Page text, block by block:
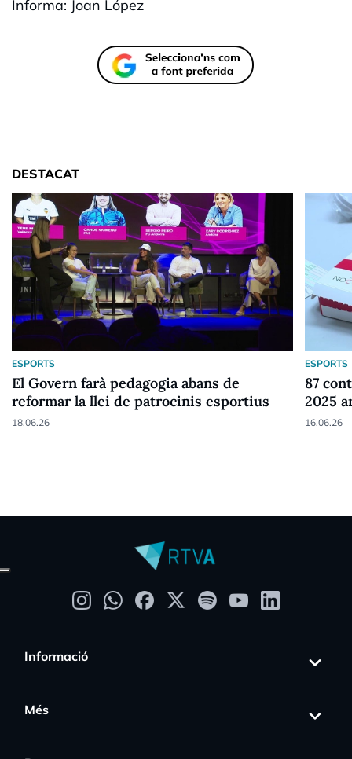
Informa: Joan López
DESTACAT
ESPORTS
El Govern farà pedagogia abans de
reformar la llei de patrocinis esportius
18.06.26
ESPORTS
87
2025
16.06.26
Informació
Més